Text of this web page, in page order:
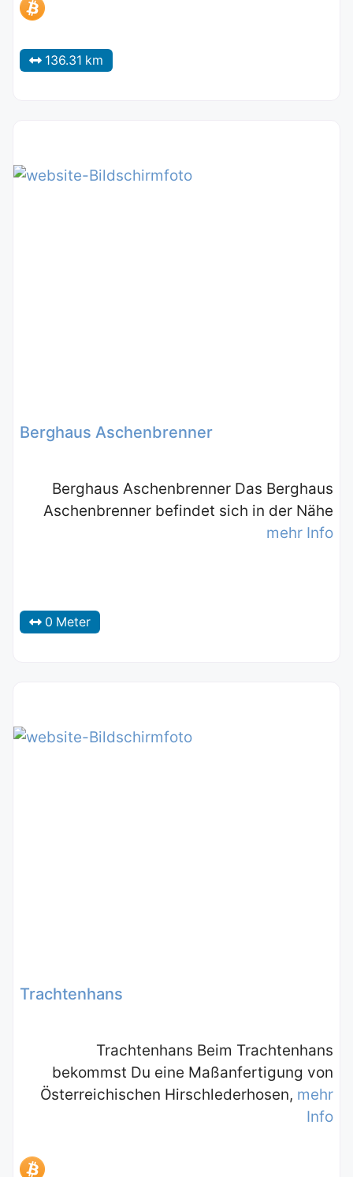
136.31 km
Berghaus Aschenbrenner
Berghaus Aschenbrenner Das Berghaus
Aschenbrenner befindet sich in der Nähe
mehr Info
0 Meter
Trachtenhans
Trachtenhans Beim Trachtenhans
bekommst Du eine Maßanfertigung von
Österreichischen Hirschlederhosen, mehr
Info